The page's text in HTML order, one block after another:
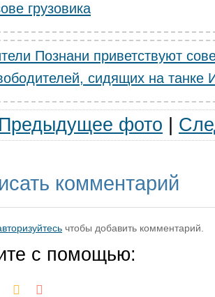
грузовика
Познани приветствуют
сидящих на танке
Предыдущее фото
комментарий
чтобы добавить комментарий.
с помощью: